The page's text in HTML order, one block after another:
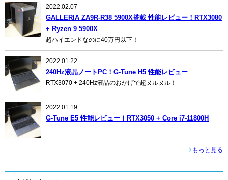
2022.02.07
GALLERIA ZA9R-R38 5900X搭載 性能レビュー！RTX3080
+ Ryzen 9 5900X
超ハイエンドなのに40万円以下！
2022.01.22
240Hz液晶ノートPC！G-Tune H5 性能レビュー
RTX3070 + 240Hz液晶のおかげで超ヌルヌル！
2022.01.19
G-Tune E5 性能レビュー！RTX3050 + Core i7-11800H
もっと見る